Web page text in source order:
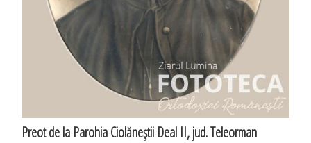
Preot de la Parohia Ciolăneştii Deal II, jud. Teleorman